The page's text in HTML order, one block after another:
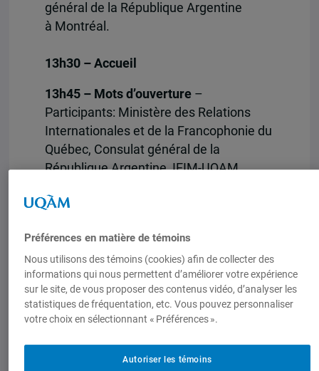
général de la République Argentine
à Montréal.
13h30 – Accueil
13h45 – Mots d’ouverture–
Participants: Ministère des Relations
Internationales et de la Francophonie du
Québec, Consulat général de la
République Argentine, IEIM-UQAM,
institutions argentines à la lumière de
l’expérience canadienne
Jorge Niosi(PhD), Professeur émérite,
Département de management et
technologie, Université du Québec à
Roberto Miguelez(PhD), Professeur
émérite, Département de sociologie et
Préférences en matière de témoins
Nous utilisons des témoins (cookies) afin de collecter des
informations qui nous permettent d’améliorer votre expérience
sur le site, de vous proposer des contenus vidéo, d’analyser les
statistiques de fréquentation, etc. Vous pouvez personnaliser
votre choix en sélectionnant « Préférences ».
Autoriser les témoins